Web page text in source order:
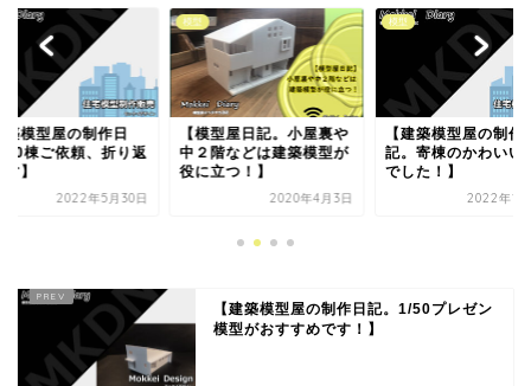
型屋日記。小屋裏や
階などは建築模型が
つ！】
2020年4月3日
模型
【建築模型屋の制作日
記。寄棟のかわいい物件
でした！】
2022年1月28日
模型
【建築模型屋の制作
記。5棟同時の3棟目
めの外壁は立面図だ
【建築模型屋の制作日記。1/50プレゼン
模型がおすすめです！】